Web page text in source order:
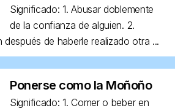
Significado: 1. Abusar doblemente
de la confianza de alguien. 2.
después de haberle realizado otra ...
Ponerse como la Moñoño
Significado: 1. Comer o beber en